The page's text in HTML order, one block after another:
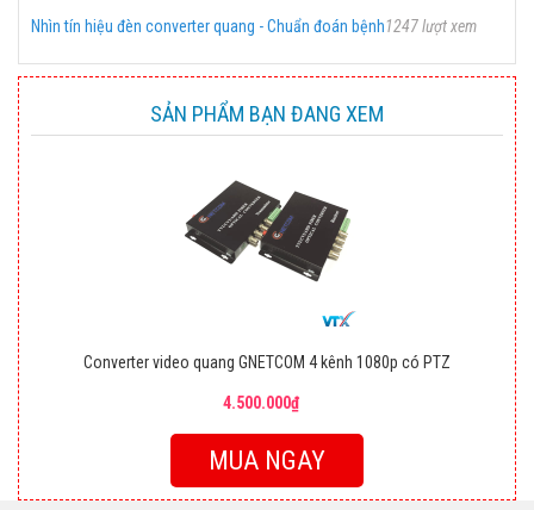
Nhìn tín hiệu đèn converter quang - Chuẩn đoán bệnh1247 lượt xem
SẢN PHẨM BẠN ĐANG XEM
Converter video quang GNETCOM 4 kênh 1080p có PTZ
4.500.000₫
MUA NGAY